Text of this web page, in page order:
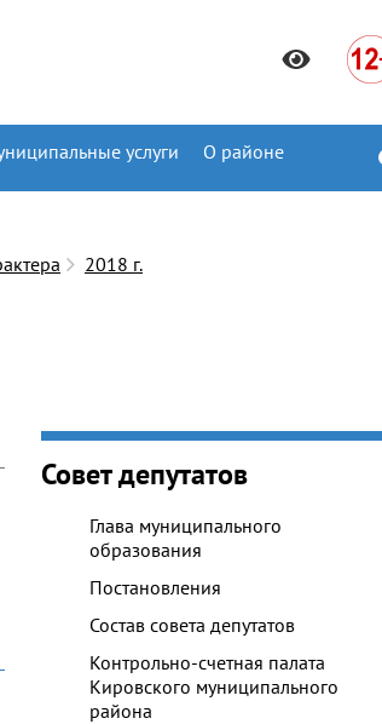
услуги О районе
2018 г.
Совет депутатов
Глава муниципального
образования
Постановления
Состав совета депутатов
Контрольно-счетная палата
Кировского муниципального
района